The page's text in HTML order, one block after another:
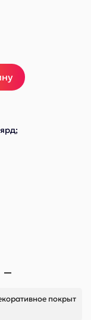
покрыт